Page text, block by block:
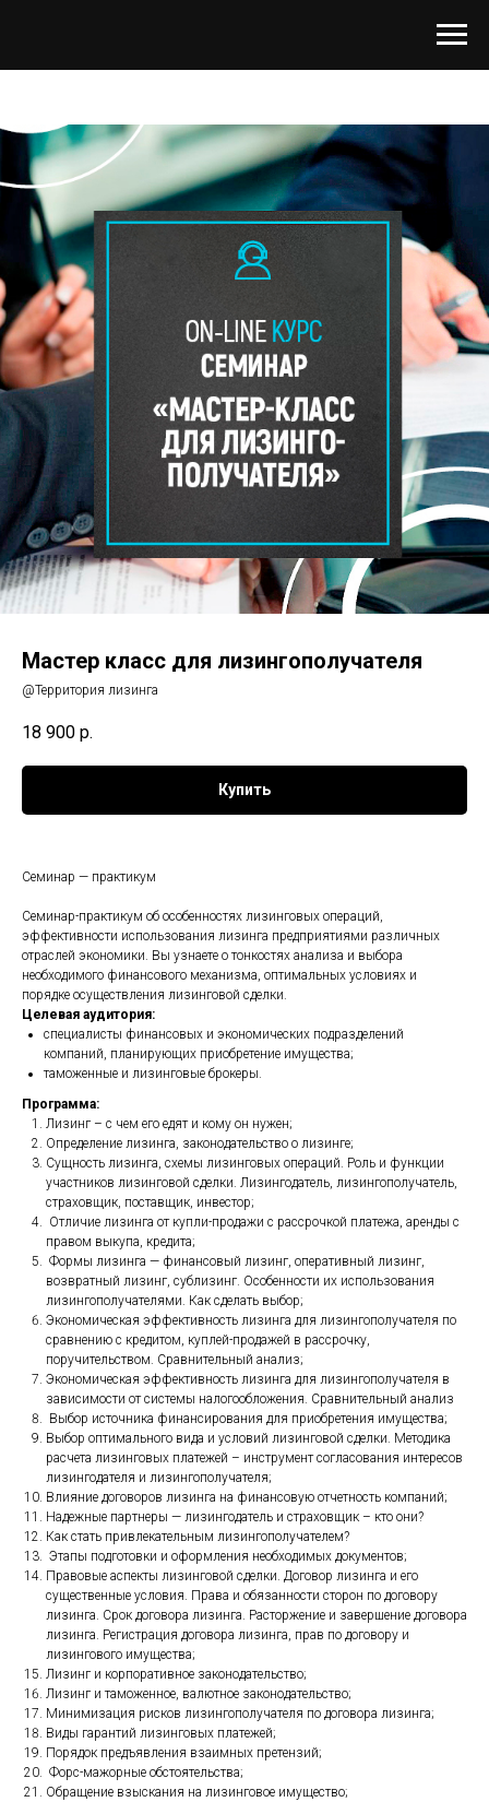
Мастер класс для лизингополучателя
@Территория лизинга
18 900 р.
Купить
Семинар — практикум
Семинар-практикум об особенностях лизинговых операций,
эффективности использования лизинга предприятиями различных
отраслей экономики. Вы узнаете о тонкостях анализа и выбора
необходимого финансового механизма, оптимальных условиях и
порядке осуществления лизинговой сделки.
Целевая аудитория:
специалисты финансовых и экономических подразделений
компаний, планирующих приобретение имущества;
таможенные и лизинговые брокеры.
Программа:
Лизинг – с чем его едят и кому он нужен;
Определение лизинга, законодательство о лизинге;
Сущность лизинга, схемы лизинговых операций. Роль и функции
участников лизинговой сделки. Лизингодатель, лизингополучатель,
страховщик, поставщик, инвестор;
Отличие лизинга от купли-продажи с рассрочкой платежа, аренды с
правом выкупа, кредита;
Формы лизинга — финансовый лизинг, оперативный лизинг,
возвратный лизинг, сублизинг. Особенности их использования
лизингополучателями. Как сделать выбор;
Экономическая эффективность лизинга для лизингополучателя по
сравнению с кредитом, куплей-продажей в рассрочку,
поручительством. Сравнительный анализ;
Экономическая эффективность лизинга для лизингополучателя в
зависимости от системы налогообложения. Сравнительный анализ
Выбор источника финансирования для приобретения имущества;
Выбор оптимального вида и условий лизинговой сделки. Методика
расчета лизинговых платежей – инструмент согласования интересов
лизингодателя и лизингополучателя;
Влияние договоров лизинга на финансовую отчетность компаний;
Надежные партнеры — лизингодатель и страховщик – кто они?
Как стать привлекательным лизингополучателем?
Этапы подготовки и оформления необходимых документов;
Правовые аспекты лизинговой сделки. Договор лизинга и его
существенные условия. Права и обязанности сторон по договору
лизинга. Срок договора лизинга. Расторжение и завершение договора
лизинга. Регистрация договора лизинга, прав по договору и
лизингового имущества;
Лизинг и корпоративное законодательство;
Лизинг и таможенное, валютное законодательство;
Минимизация рисков лизингополучателя по договора лизинга;
Виды гарантий лизинговых платежей;
Порядок предъявления взаимных претензий;
Форс-мажорные обстоятельства;
Обращение взыскания на лизинговое имущество;